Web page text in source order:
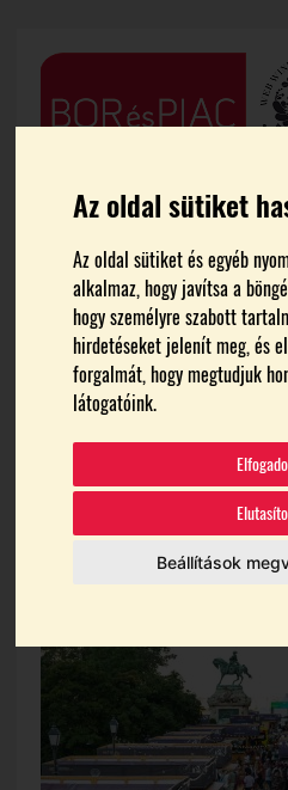
Az oldal sütiket
Az oldal sütiket és egyéb
alkalmaz, hogy javítsa a
hogy személyre szabott
hirdetéseket jelenít meg, és
forgalmát, hogy megtudjuk
látogatóink.
Beállítások
FŐOLDAL MEDIA
borfesztivál-